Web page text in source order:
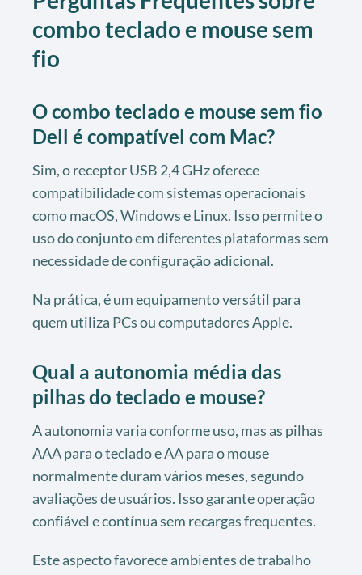
combo teclado e mouse sem
fio
O combo teclado e mouse sem fio
Dell é compatível com Mac?
Sim, o receptor USB 2,4 GHz oferece
compatibilidade com sistemas operacionais
como macOS, Windows e Linux. Isso permite o
uso do conjunto em diferentes plataformas sem
necessidade de configuração adicional.
Na prática, é um equipamento versátil para
quem utiliza PCs ou computadores Apple.
Qual a autonomia média das
pilhas do teclado e mouse?
A autonomia varia conforme uso, mas as pilhas
AAA para o teclado e AA para o mouse
normalmente duram vários meses, segundo
avaliações de usuários. Isso garante operação
confiável e contínua sem recargas frequentes.
Este aspecto favorece ambientes de trabalho